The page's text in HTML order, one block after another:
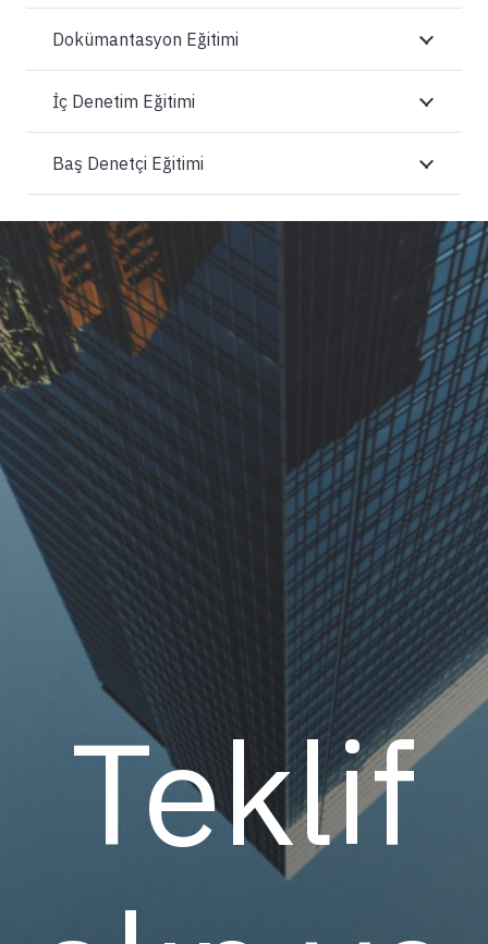
Dokümantasyon Eğitimi
İç Denetim Eğitimi
Baş Denetçi Eğitimi
Teklif